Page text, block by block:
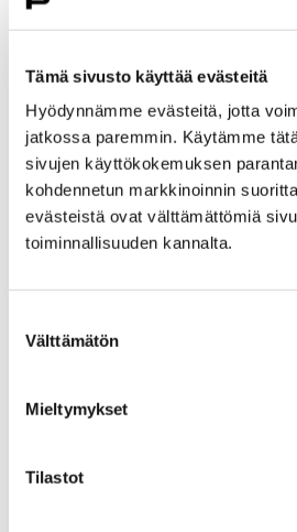
Tämä sivusto käyttää evästeitä
Hyödynnämme evästeitä, jotta
jatkossa paremmin. Käytämme
sivujen käyttökokemuksen
kohdennetun markkinoinnin
evästeistä ovat välttämättömiä
toiminnallisuuden kannalta.
valinta
Välttämätön
Mieltymykset
Tilastot
Veneily ja
Porin kaupungilla on noin
keskustan Jokisatamassa
alueella, yhteensä 20 eri
Talvisäilytyspaikkoja on
Varhaiskasvatus ja esiopetus
palveluseteli